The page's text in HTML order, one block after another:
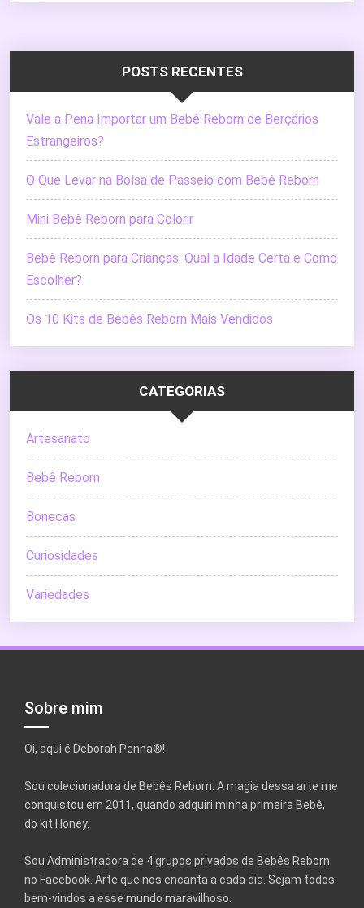
POSTS RECENTES
Vale a Pena Importar um Bebê Reborn de Berçários
Estrangeiros?
O Que Levar na Bolsa de Passeio com Bebê Reborn
Mini Bebê Reborn para Colorir
Bebê Reborn para Crianças: Qual a Idade Certa e Como
Escolher?
Os 10 Kits de Bebês Reborn Mais Vendidos
CATEGORIAS
Artesanato
Bebê Reborn
Bonecas
Curiosidades
Variedades
Sobre mim
Oi, aqui é Deborah Penna®!
Sou colecionadora de Bebês Reborn. A magia dessa arte me
conquistou em 2011, quando adquiri minha primeira Bebê,
do kit Honey.
Sou Administradora de 4 grupos privados de Bebês Reborn
no Facebook. Arte que nos encanta a cada dia. Sejam todos
bem-vindos a esse mundo maravilhoso.